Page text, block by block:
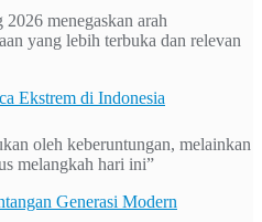
menegaskan arah
yang lebih terbuka dan relevan
Ekstrem di Indonesia
oleh keberuntungan, melainkan
melangkah hari ini”
Generasi Modern